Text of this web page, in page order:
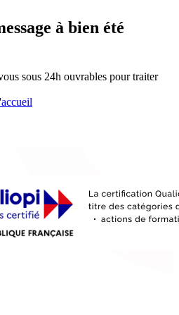
à bien été
sous 24h ouvrables pour traiter